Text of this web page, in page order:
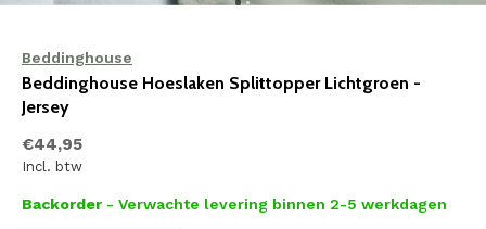
Beddinghouse
Beddinghouse Hoeslaken Splittopper Lichtgroen -
Jersey
€44,95
Incl. btw
Backorder - Verwachte levering binnen 2-5 werkdagen